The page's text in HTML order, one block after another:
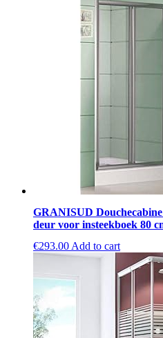
GRANISUD
deur voor insteekboek 80
€293.00 Add to cart